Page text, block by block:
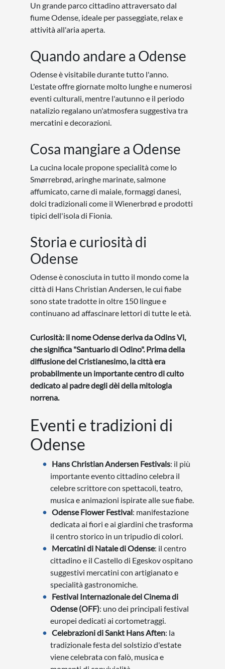
Un grande parco cittadino attraversato dal
fiume Odense, ideale per passeggiate, relax e
attività all'aria aperta.
Quando andare a Odense
Odense è visitabile durante tutto l'anno.
L'estate offre giornate molto lunghe e numerosi
eventi culturali, mentre l'autunno e il periodo
natalizio regalano un'atmosfera suggestiva tra
mercatini e decorazioni.
Cosa mangiare a Odense
La cucina locale propone specialità come lo
Smørrebrød, aringhe marinate, salmone
affumicato, carne di maiale, formaggi danesi,
dolci tradizionali come il Wienerbrød e prodotti
tipici dell'isola di Fionia.
Storia e curiosità di
Odense
Odense è conosciuta in tutto il mondo come la
città di Hans Christian Andersen, le cui fiabe
sono state tradotte in oltre 150 lingue e
continuano ad affascinare lettori di tutte le età.
Curiosità: il nome Odense deriva da Odins Vi,
che significa "Santuario di Odino". Prima della
diffusione del Cristianesimo, la città era
probabilmente un importante centro di culto
dedicato al padre degli dèi della mitologia
norrena.
Eventi e tradizioni di
Odense
Hans Christian Andersen Festivals: il più
importante evento cittadino celebra il
celebre scrittore con spettacoli, teatro,
musica e animazioni ispirate alle sue fiabe.
Odense Flower Festival: manifestazione
dedicata ai fiori e ai giardini che trasforma
il centro storico in un tripudio di colori.
Mercatini di Natale di Odense: il centro
cittadino e il Castello di Egeskov ospitano
suggestivi mercatini con artigianato e
specialità gastronomiche.
Festival Internazionale del Cinema di
Odense (OFF): uno dei principali festival
europei dedicati ai cortometraggi.
Celebrazioni di Sankt Hans Aften: la
tradizionale festa del solstizio d'estate
viene celebrata con falò, musica e